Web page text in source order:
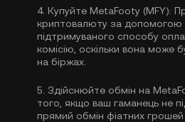
4. Купуйте MetaFooty (MFY):
криптовалюту за допомогою
підтримуваного способу
комісію, оскільки вона може
на біржах.
5. Здійснюйте обмін на
того, якщо ваш гаманець не
прямий обмін фіатних грошей